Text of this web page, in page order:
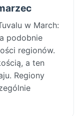
w March:
podobnie
regionów.
a ten
Regiony